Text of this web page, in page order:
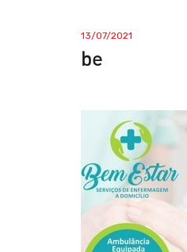
13/07/2021
be